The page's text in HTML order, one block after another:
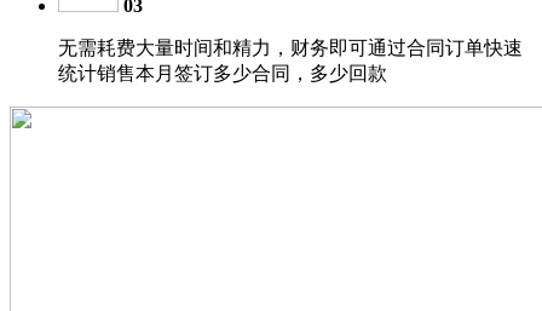
03
无需耗费大量时间和精力，财务即可通过合同订单快速
统计销售本月签订多少合同，多少回款